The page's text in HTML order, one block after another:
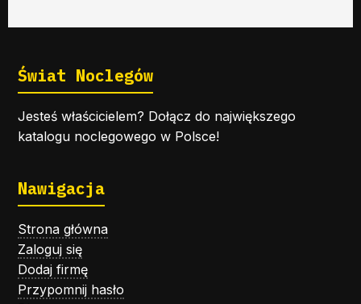
Świat Noclegów
Jesteś właścicielem? Dołącz do największego
katalogu noclegowego w Polsce!
Nawigacja
Strona główna
Zaloguj się
Dodaj firmę
Przypomnij hasło